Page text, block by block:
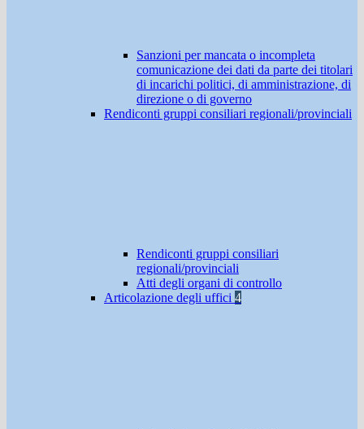
Sanzioni per mancata o incompleta
comunicazione dei dati da parte dei titolari
di incarichi politici, di amministrazione, di
direzione o di governo
Rendiconti gruppi consiliari regionali/provinciali
Rendiconti gruppi consiliari
regionali/provinciali
Atti degli organi di controllo
Articolazione degli uffici 4